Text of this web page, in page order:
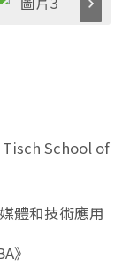
Tisch School of
體和技術應用
》